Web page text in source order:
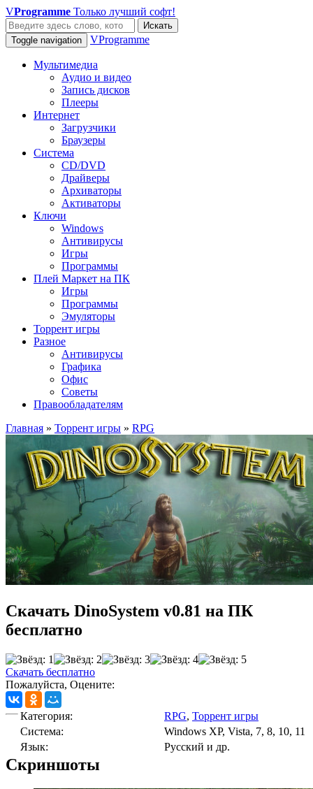
VProgramme Только лучший софт!
Искать
Toggle navigation
VProgramme
Мультимедиа
Аудио и видео
Запись дисков
Плееры
Интернет
Загрузчики
Браузеры
Система
CD/DVD
Драйверы
Архиваторы
Активаторы
Ключи
Windows
Антивирусы
Игры
Программы
Плей Маркет на ПК
Игры
Программы
Эмуляторы
Торрент игры
Разное
Антивирусы
Графика
Офис
Советы
Правообладателям
Главная » Торрент игры » RPG
Скачать DinoSystem v0.81 на ПК
бесплатно
Скачать бесплатно
Пожалуйста, Оцените:
Категория: RPG, Торрент игры
Cистема:
Windows XP, Vista, 7, 8, 10, 11
Язык:
Русский и др.
Скриншоты